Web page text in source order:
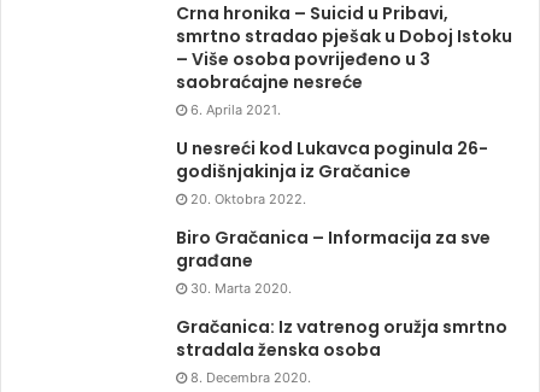
Crna hronika – Suicid u Pribavi,
smrtno stradao pješak u Doboj Istoku
– Više osoba povrijeđeno u 3
saobraćajne nesreće
6. Aprila 2021.
U nesreći kod Lukavca poginula 26-
godišnjakinja iz Gračanice
20. Oktobra 2022.
Biro Gračanica – Informacija za sve
građane
30. Marta 2020.
Gračanica: Iz vatrenog oružja smrtno
stradala ženska osoba
8. Decembra 2020.